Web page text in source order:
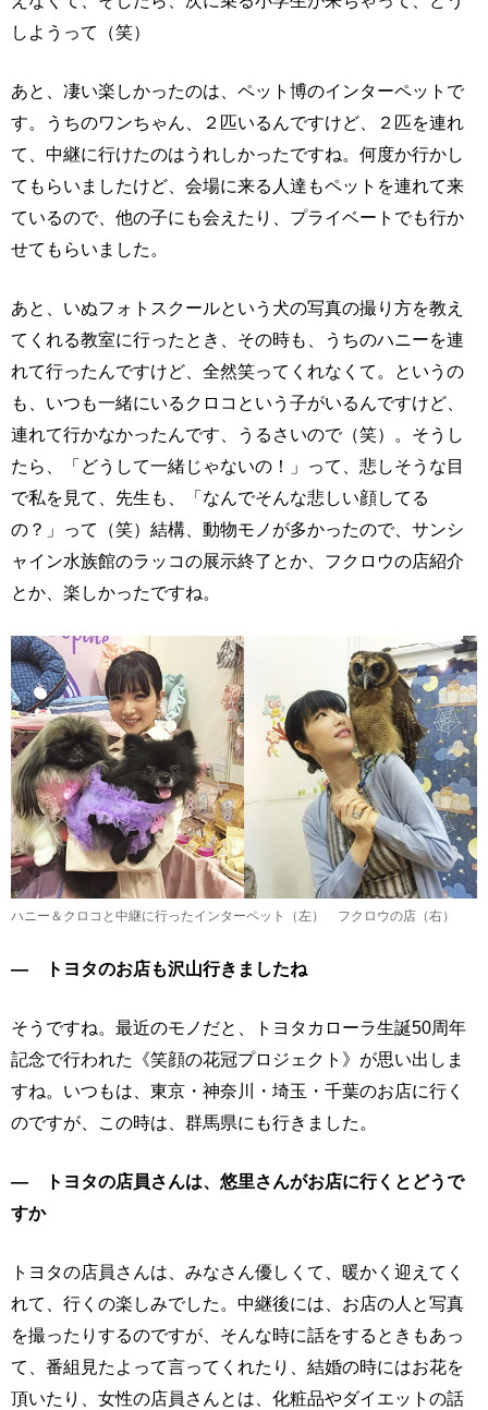
しようって（笑）
あと、凄い楽しかったのは、ペット博のインターペットで
す。うちのワンちゃん、２匹いるんですけど、２匹を連れ
て、中継に行けたのはうれしかったですね。何度か行かし
てもらいましたけど、会場に来る人達もペットを連れて来
ているので、他の子にも会えたり、プライベートでも行か
せてもらいました。
あと、いぬフォトスクールという犬の写真の撮り方を教え
てくれる教室に行ったとき、その時も、うちのハニーを連
れて行ったんですけど、全然笑ってくれなくて。というの
も、いつも一緒にいるクロコという子がいるんですけど、
連れて行かなかったんです、うるさいので（笑）。そうし
たら、「どうして一緒じゃないの！」って、悲しそうな目
で私を見て、先生も、「なんでそんな悲しい顔してる
の？」って（笑）結構、動物モノが多かったので、サンシ
ャイン水族館のラッコの展示終了とか、フクロウの店紹介
とか、楽しかったですね。
ハニー＆クロコと中継に行ったインターペット（左） フクロウの店（右）
― トヨタのお店も沢山行きましたね
そうですね。最近のモノだと、トヨタカローラ生誕50周年
記念で行われた《笑顔の花冠プロジェクト》が思い出しま
すね。いつもは、東京・神奈川・埼玉・千葉のお店に行く
のですが、この時は、群馬県にも行きました。
― トヨタの店員さんは、悠里さんがお店に行くとどうで
すか
トヨタの店員さんは、みなさん優しくて、暖かく迎えてく
れて、行くの楽しみでした。中継後には、お店の人と写真
を撮ったりするのですが、そんな時に話をするときもあっ
て、番組見たよって言ってくれたり、結婚の時にはお花を
頂いたり、女性の店員さんとは、化粧品やダイエットの話